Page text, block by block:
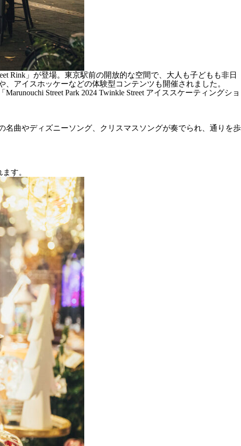
Rink」が登場。東京駅前の開放的な空間で、大人も子どもも非日
アイスホッケーなどの体験型コンテンツも開催されました。
Street Park 2024 Twinkle Street アイススケーティングショ
名曲やディズニーソング、クリスマスソングが奏でられ、通りを歩
す。